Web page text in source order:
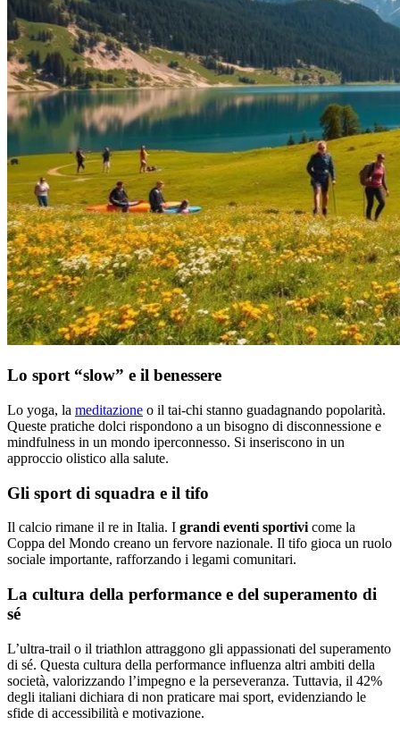
Lo sport “slow” e il benessere
Lo yoga, la meditazione o il tai-chi stanno guadagnando popolarità.
Queste pratiche dolci rispondono a un bisogno di disconnessione e
mindfulness in un mondo iperconnesso. Si inseriscono in un
approccio olistico alla salute.
Gli sport di squadra e il tifo
Il calcio rimane il re in Italia. I grandi eventi sportivi come la
Coppa del Mondo creano un fervore nazionale. Il tifo gioca un ruolo
sociale importante, rafforzando i legami comunitari.
La cultura della performance e del superamento di
sé
L’ultra-trail o il triathlon attraggono gli appassionati del superamento
di sé. Questa cultura della performance influenza altri ambiti della
società, valorizzando l’impegno e la perseveranza. Tuttavia, il 42%
degli italiani dichiara di non praticare mai sport, evidenziando le
sfide di accessibilità e motivazione.